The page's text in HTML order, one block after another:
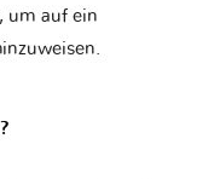
um auf ein